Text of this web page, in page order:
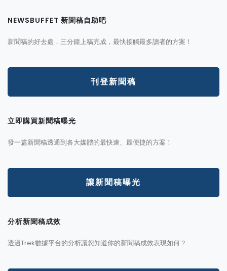
NEWSBUFFET 新聞稿自助吧
新聞稿的好去處，三分鐘上稿完成，最快接觸最多讀者的方案！
刊登新聞稿
立即購買新聞稿曝光
發一篇新聞稿透通到各大媒體的最快速、最便捷的方案！
讓新聞稿曝光
分析新聞稿成效
透過Trek數據平台的分析讓您知道你的新聞稿成效表現如何？